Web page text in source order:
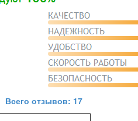
Всего отзывов: 17